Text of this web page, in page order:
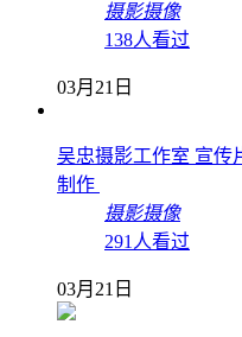
摄影摄像
138人看过
03月21日
吴忠摄影工作室 宣传
制作
摄影摄像
291人看过
03月21日